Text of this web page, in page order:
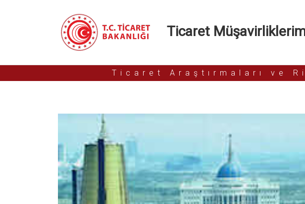
Ticaret
Ticaret Araştırmaları ve